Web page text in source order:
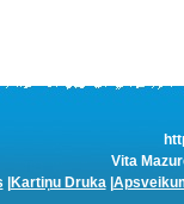
Vita
Kartiņu Druka|